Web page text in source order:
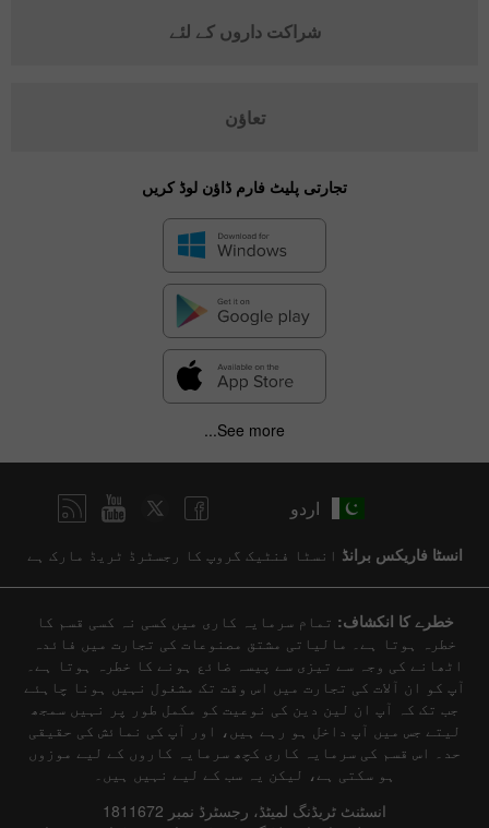
شراکت داروں کے لئے
تعاؤن
تجارتی پلیٹ فارم ڈاؤن لوڈ کریں
See more...
اردو
انسٹا فاریکس برانڈ انسٹا فنٹیک گروپ کا رجسٹرڈ ٹریڈ مارک ہے
خطرے کا انکشاف: تمام سرمایہ کاری میں کسی نہ کسی قسم کا
خطرہ ہوتا ہے۔ مالیاتی مشتق مصنوعات کی تجارت میں فائدہ
اٹھانے کی وجہ سے تیزی سے پیسہ ضائع ہونے کا خطرہ ہوتا ہے۔
آپ کو ان آلات کی تجارت میں اس وقت تک مشغول نہیں ہونا چاہئے
جب تک کہ آپ ان لین دین کی نوعیت کو مکمل طور پر نہیں سمجھ
لیتے جس میں آپ داخل ہو رہے ہیں، اور آپ کی نمائش کی حقیقی
حد۔ اس قسم کی سرمایہ کاری کچھ سرمایہ کاروں کے لیے موزوں
ہو سکتی ہے، لیکن یہ سب کے لیے نہیں ہیں۔
انسٹنٹ ٹریڈنگ لمیٹڈ، رجسٹرڈ نمبر 1811672